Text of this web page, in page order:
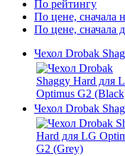
По рейтингу
По цене, сначала
По цене, сначала
Чехол Drobak
Чехол Drobak